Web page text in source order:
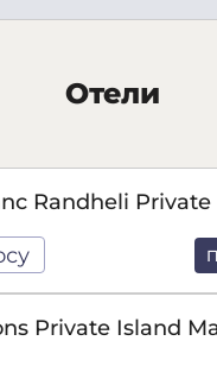
Отели
Randheli Private
Private Island